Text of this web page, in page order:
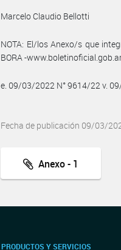
Marcelo Claudio Bellotti
NOTA: El/los Anexo/s que
BORA -
e. 09/03/2022 N° 9614/22 v.
Fecha de publicación 09/03/
Anexo - 1
PRODUCTOS Y SERVICIOS